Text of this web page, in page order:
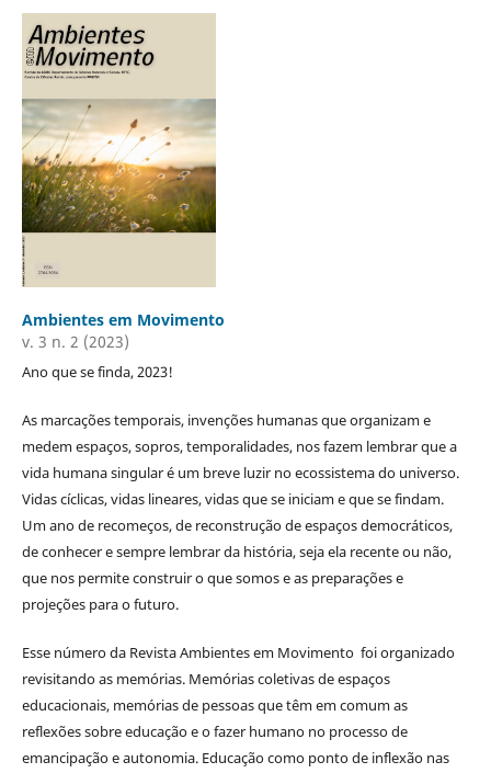
Ambientes em Movimento
v. 3 n. 2 (2023)
Ano que se finda, 2023!
As marcações temporais, invenções humanas que organizam e
medem espaços, sopros, temporalidades, nos fazem lembrar que a
vida humana singular é um breve luzir no ecossistema do universo.
Vidas cíclicas, vidas lineares, vidas que se iniciam e que se findam.
Um ano de recomeços, de reconstrução de espaços democráticos,
de conhecer e sempre lembrar da história, seja ela recente ou não,
que nos permite construir o que somos e as preparações e
projeções para o futuro.
Esse número da Revista Ambientes em Movimento foi organizado
revisitando as memórias. Memórias coletivas de espaços
educacionais, memórias de pessoas que têm em comum as
reflexões sobre educação e o fazer humano no processo de
emancipação e autonomia. Educação como ponto de inflexão nas